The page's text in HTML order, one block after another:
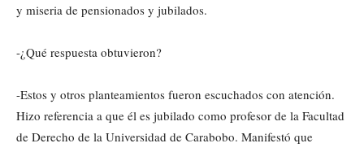
y miseria de pensionados y jubilados.
-¿Qué respuesta obtuvieron?
-Estos y otros planteamientos fueron escuchados con atención.
Hizo referencia a que él es jubilado como profesor de la Facultad
de Derecho de la Universidad de Carabobo. Manifestó que